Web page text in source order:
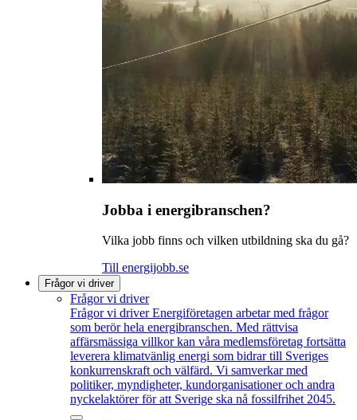
Jobba i energibranschen?
Vilka jobb finns och vilken utbildning ska du gå?
Till energijobb.se
Frågor vi driver
Frågor vi driver
Frågor vi driver Energiföretagen arbetar med frågor
som berör hela energibranschen. Med rättvisa
affärsmässiga villkor kan våra medlemsföretag fortsätta
leverera klimatvänlig energi som bidrar till Sveriges
konkurrenskraft och välfärd. Vi samverkar med
politiker, myndigheter, kundorganisationer och andra
nyckelaktörer för att Sverige ska nå fossilfrihet 2045.